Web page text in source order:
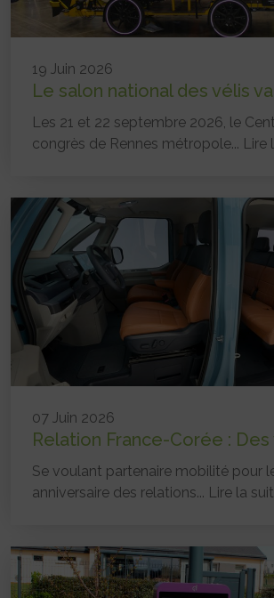
19 Juin 2026
Le salon national des vélis va
Les 21 et 22 septembre 2026, le
congrès de Rennes métropole... Lire
07 Juin 2026
Relation France-Corée : Des
Se voulant partenaire mobilité pour
anniversaire des relations... Lire la